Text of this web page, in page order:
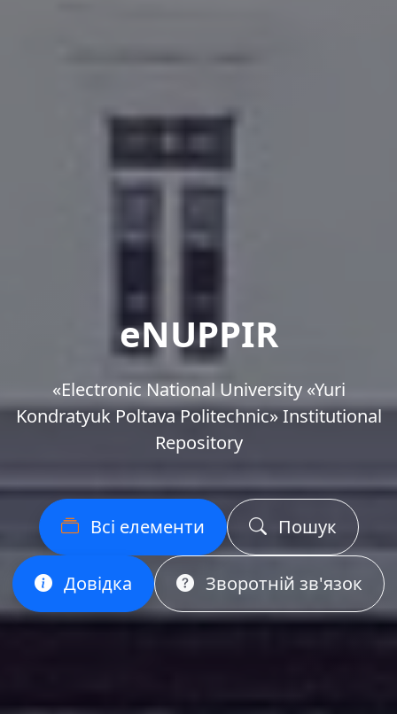
eNUPPIR
«Еlectronic National University «Yuri
Kondratyuk Poltava Politechnic» Institutional
Repository
Всі елементи Пошук
Довідка Зворотній зв'язок